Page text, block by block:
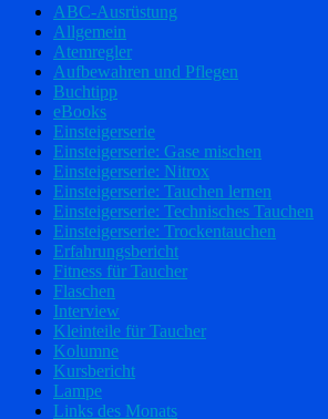
ABC-Ausrüstung
Allgemein
Atemregler
Aufbewahren und Pflegen
Buchtipp
eBooks
Einsteigerserie
Einsteigerserie: Gase mischen
Einsteigerserie: Nitrox
Einsteigerserie: Tauchen lernen
Einsteigerserie: Technisches Tauchen
Einsteigerserie: Trockentauchen
Erfahrungsbericht
Fitness für Taucher
Flaschen
Interview
Kleinteile für Taucher
Kolumne
Kursbericht
Lampe
Links des Monats